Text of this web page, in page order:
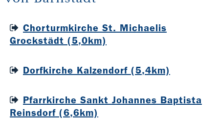
Chorturmkirche St. Michaelis
Grockstädt (5,0km)
Dorfkirche Kalzendorf (5,4km)
Pfarrkirche Sankt Johannes Baptista
Reinsdorf (6,6km)